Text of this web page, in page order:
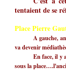
tentaient de se
Place Pierre
A gauche,
va devenir
En face, il y
sous la